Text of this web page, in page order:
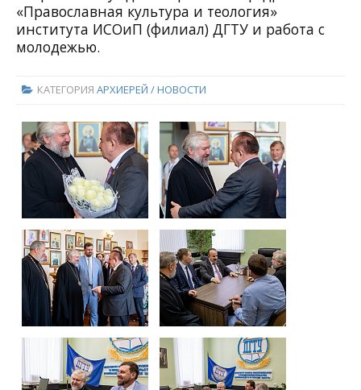
«Православная культура и теология»
института ИСОиП (филиал) ДГТУ и работа с
молодежью.
КАТЕГОРИЯ АРХИЕРЕЙ / НОВОСТИ